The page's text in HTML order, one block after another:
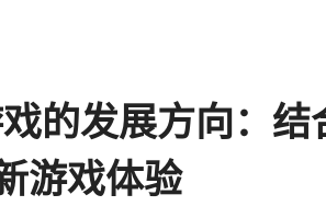
的发展方向：结
游戏体验